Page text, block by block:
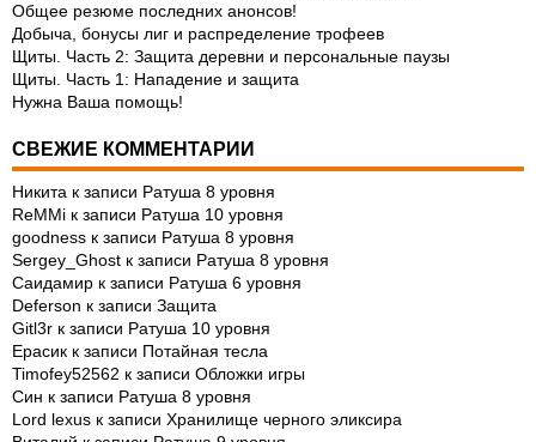
Общее резюме последних анонсов!
Добыча, бонусы лиг и распределение трофеев
Щиты. Часть 2: Защита деревни и персональные паузы
Щиты. Часть 1: Нападение и защита
Нужна Ваша помощь!
СВЕЖИЕ КОММЕНТАРИИ
Никита к записи Ратуша 8 уровня
ReMMi к записи Ратуша 10 уровня
goodness к записи Ратуша 8 уровня
Sergey_Ghost к записи Ратуша 8 уровня
Саидамир к записи Ратуша 6 уровня
Deferson к записи Защита
Gitl3r к записи Ратуша 10 уровня
Ерасик к записи Потайная тесла
Timofey52562 к записи Обложки игры
Син к записи Ратуша 8 уровня
Lord lexus к записи Хранилище черного эликсира